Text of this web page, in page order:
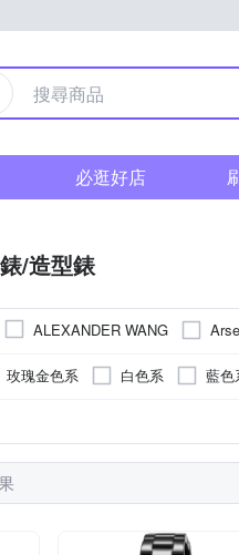
必逛好店
/造型錶
ALEXANDER WANG
其他品牌
玫瑰金色系 白色系 藍色
橡膠/塑膠/矽膠/樹脂錶